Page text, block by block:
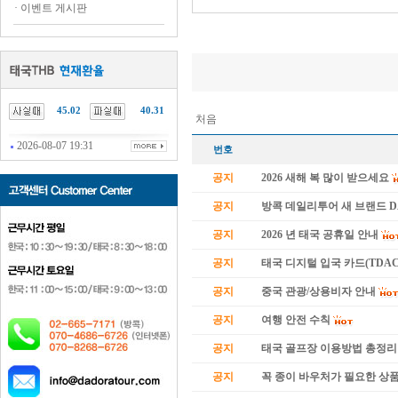
· 이벤트 게시판
45.02 40.31
2026-08-07 19:31
처음
번호
공지 2026 새해 복 많이 받으세요
공지 방콕 데일리투어 새 브랜드
공지 2026 년 태국 공휴일 안내
공지 태국 디지털 입국 카드
공지 중국 관광/상용비자 안내
공지 여행 안전 수칙
공지 태국 골프장 이용방법 총정리
공지 꼭 종이 바우처가 필요한 상